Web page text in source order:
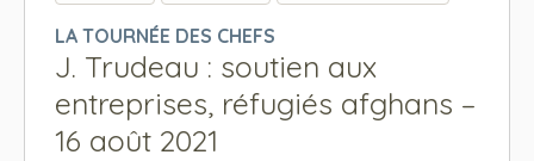
seconds
LA TOURNÉE DES CHEFS
J. Trudeau : soutien aux
entreprises, réfugiés afghans –
16 août 2021